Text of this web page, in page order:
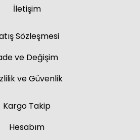
İletişim
Sözleşmesi
ve Değişim
ve Güvenlik
Kargo Takip
Hesabım